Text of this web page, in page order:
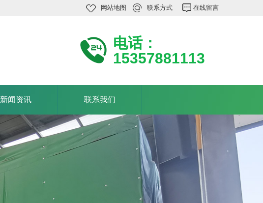
网站地图 联系方式 在线留言
电话：
15357881113
新闻资讯 联系我们